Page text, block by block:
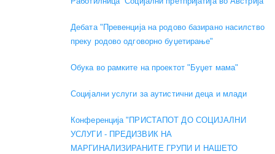
Дебата "Превенција на родово базирано насилство
преку родово одговорно буџетирање"
Обука во рамките на проектот "Буџет мама"
Социјални услуги за аутистични деца и млади
Конференција "ПРИСТАПОТ ДО СОЦИЈАЛНИ
УСЛУГИ - ПРЕДИЗВИК НА
МАРГИНАЛИЗИРАНИТЕ ГРУПИ И НАШЕТО